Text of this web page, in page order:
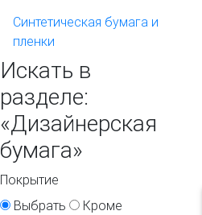
Синтетическая бумага и
пленки
Искать в
разделе:
«Дизайнерская
бумага»
Покрытие
Выбрать
Кроме